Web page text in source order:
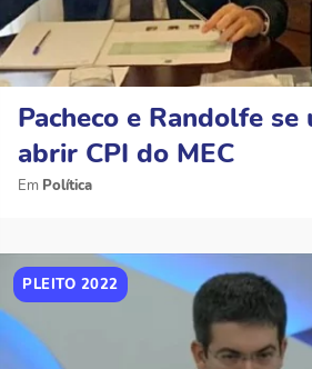
Pacheco e Randolfe se
abrir CPI do MEC
Política
PLEITO 2022